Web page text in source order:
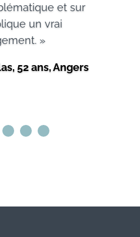
et sur
un vrai
»
52 ans, Angers